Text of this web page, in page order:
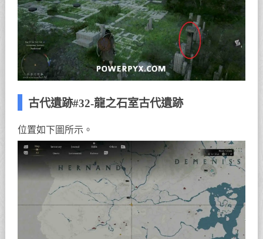
古代遺跡#32-龍之石室古代遺跡
位置如下圖所示。